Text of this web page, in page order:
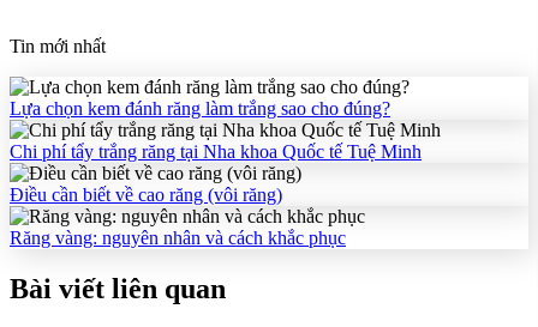
Tin mới nhất
Lựa chọn kem đánh răng làm trắng sao cho đúng?
Chi phí tẩy trắng răng tại Nha khoa Quốc tế Tuệ Minh
Điều cần biết về cao răng (vôi răng)
Răng vàng: nguyên nhân và cách khắc phục
Bài viết liên quan